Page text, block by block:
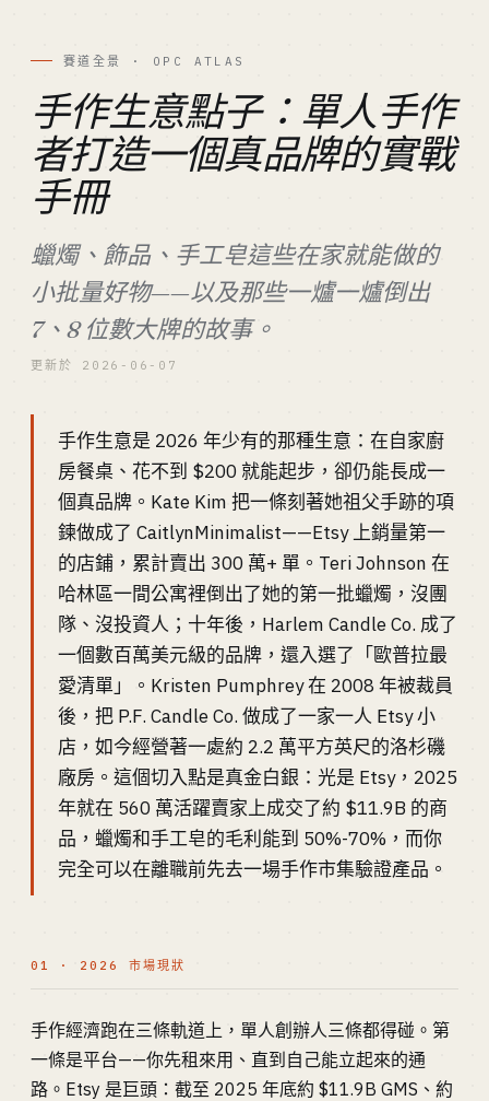
賽道全景 · OPC ATLAS
手作生意點子：單人手作
者打造一個真品牌的實戰
手冊
蠟燭、飾品、手工皂這些在家就能做的
小批量好物——以及那些一爐一爐倒出
7、8 位數大牌的故事。
更新於 2026-06-07
手作生意是 2026 年少有的那種生意：在自家廚
房餐桌、花不到 $200 就能起步，卻仍能長成一
個真品牌。Kate Kim 把一條刻著她祖父手跡的項
鍊做成了 CaitlynMinimalist——Etsy 上銷量第一
的店鋪，累計賣出 300 萬+ 單。Teri Johnson 在
哈林區一間公寓裡倒出了她的第一批蠟燭，沒團
隊、沒投資人；十年後，Harlem Candle Co. 成了
一個數百萬美元級的品牌，還入選了「歐普拉最
愛清單」。Kristen Pumphrey 在 2008 年被裁員
後，把 P.F. Candle Co. 做成了一家一人 Etsy 小
店，如今經營著一處約 2.2 萬平方英尺的洛杉磯
廠房。這個切入點是真金白銀：光是 Etsy，2025
年就在 560 萬活躍賣家上成交了約 $11.9B 的商
品，蠟燭和手工皂的毛利能到 50%-70%，而你
完全可以在離職前先去一場手作市集驗證產品。
01 · 2026 市場現狀
手作經濟跑在三條軌道上，單人創辦人三條都得碰。第
一條是平台——你先租來用、直到自己能立起來的通
路。Etsy 是巨頭：截至 2025 年底約 $11.9B GMS、約